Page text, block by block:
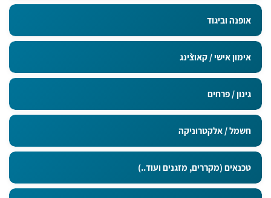
אופנה וביגוד
אימון אישי / קאוצ`ינג
גינון / פרחים
חשמל / אלקטרוניקה
טכנאים (מקררים, מזגנים ועוד..)